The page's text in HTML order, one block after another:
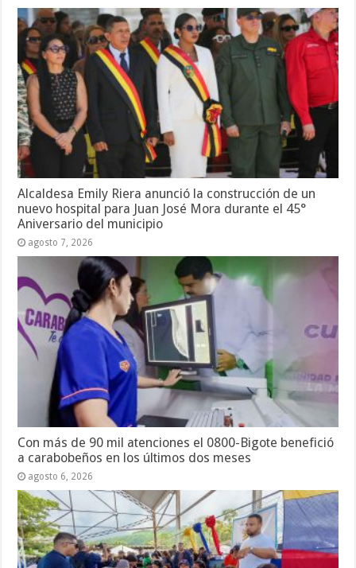
Alcaldesa Emily Riera anunció la construcción de un
nuevo hospital para Juan José Mora durante el 45°
Aniversario del municipio
agosto 7, 2026
Con más de 90 mil atenciones el 0800-Bigote benefició
a carabobeños en los últimos dos meses
agosto 6, 2026